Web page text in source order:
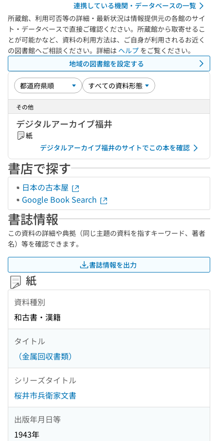
連携している機関・データベースの一覧
所蔵館、利用可否等の詳細・最新状況は情報提供元の各館のサイ
ト・データベースで直接ご確認ください。所蔵館から取寄せるこ
とが可能かなど、資料の利用方法は、ご自身が利用されるお近く
の図書館へご相談ください。詳細は ヘルプ をご覧ください。
地域の図書館を設定する
その他
デジタルアーカイブ福井
紙
デジタルアーカイブ福井のサイトでこの本を確認
書店で探す
日本の古本屋
Google Book Search
書誌情報
この資料の詳細や典拠（同じ主題の資料を指すキーワード、著者
名）等を確認できます。
書誌情報を出力
紙
資料種別
和古書・漢籍
タイトル
（金属回収書類）
シリーズタイトル
桜井市兵衛家文書
出版年月日等
1943年